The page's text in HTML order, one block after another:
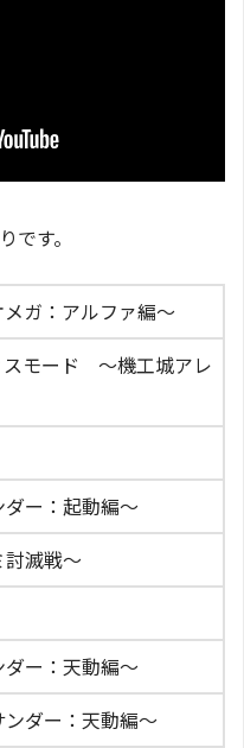
です。
ガ：アルファ編〜
スモード 〜機工城アレ
ー：起動編〜
滅戦〜
ー：天動編〜
ダー：天動編〜